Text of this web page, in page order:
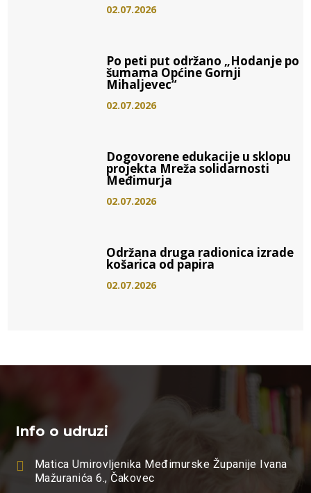
02.07.2026
Po peti put održano „Hodanje po
šumama Općine Gornji
Mihaljevec“
02.07.2026
Dogovorene edukacije u sklopu
projekta Mreža solidarnosti
Međimurja
02.07.2026
Održana druga radionica izrade
košarica od papira
02.07.2026
Info o udruzi

Matica Umirovljenika Međimurske Županije Ivana
Mažuranića 6., Čakovec